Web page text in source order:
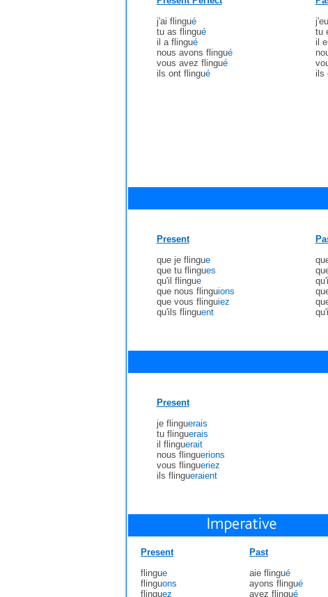
j'ai flingué
tu as flingué
il a flingué
nous avons flingué
vous avez flingué
ils ont flingué
tu
il
ils
Present
que je flingue
que tu flingues
qu'il flingue
que nous flinguions
que vous flinguiez
qu'ils flinguent
Present
je flinguerais
tu flinguerais
il flinguerait
nous flinguerions
vous flingueriez
ils flingueraient
Present
flingue
flinguons
flinguez
Past
aie flingué
ayons flingué
ayez flingué